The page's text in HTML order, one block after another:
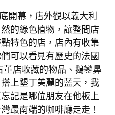
開幕，店外觀以義大利
的綠色植物，讓整間店
特色的店，店內有收集
可以看見有歷史的法國
董店收藏的物品、鵝鑾鼻
上墾丁美麗的藍天，我
記是哪位朋友在他板上
最南端的咖啡廳走走！